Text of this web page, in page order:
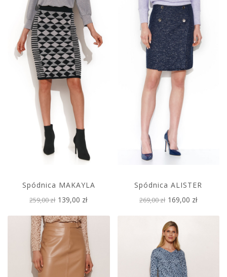
Spódnica MAKAYLA
259,00 zł 139,00 zł
Spódnica ALISTER
269,00 zł 169,00 zł